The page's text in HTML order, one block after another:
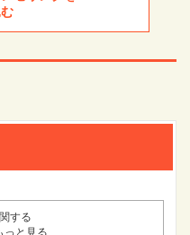
する
っと見る